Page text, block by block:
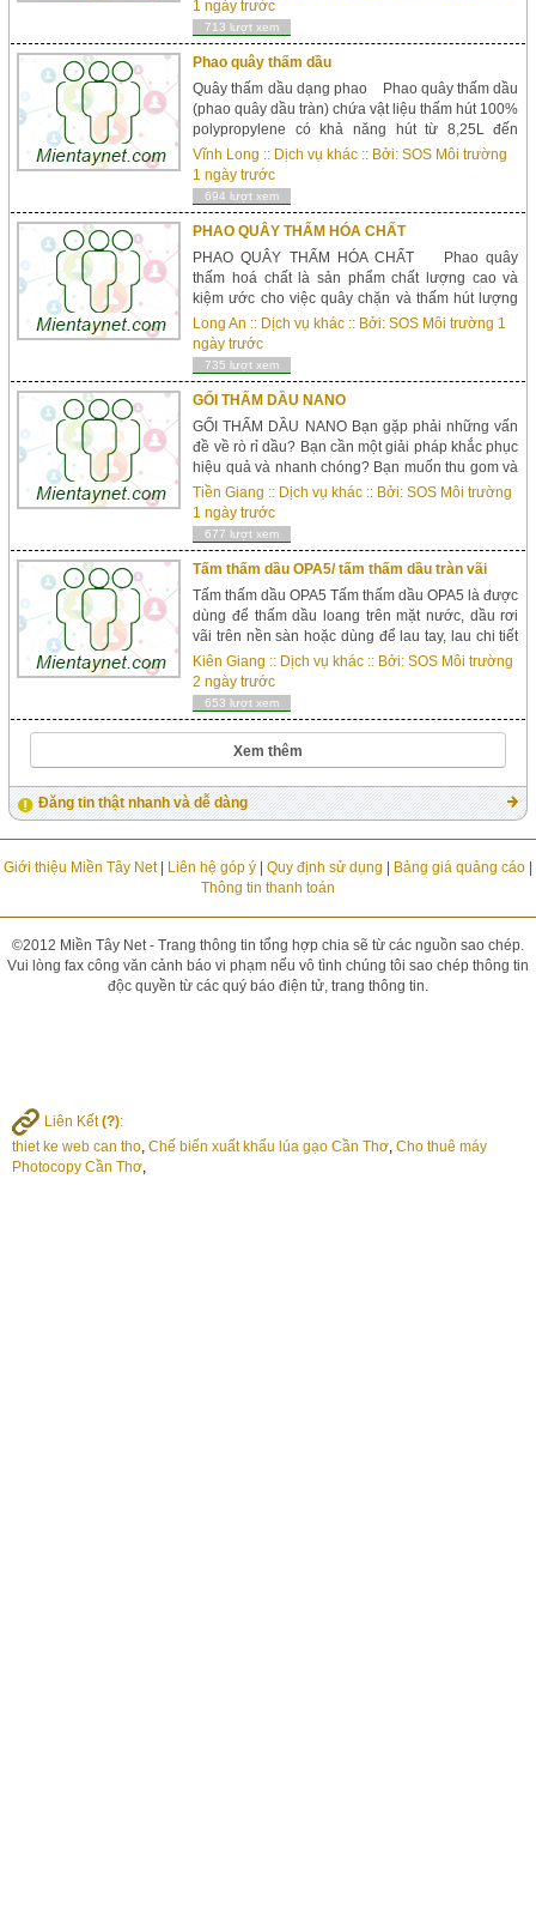
tạo gồm 8 lớp chất liệu ...
1 ngày trước
713 lượt xem
Phao quây thấm dầu
Quây thấm dầu dạng phao Phao quây thấm dầu
(phao quây dầu tràn) chứa vật liệu thấm hút 100%
polypropylene có khả năng hút từ 8,25L đến
152L. hình trạng và kích thước thích hợp cho việc
xử lý dầu tràn, quây chặn song song thấm hút dầu
trên bờ và dưới nước.  nguyên liệu:
Polypropylene  Xuất xứ: Ú...
Vĩnh Long :: Dịch vụ khác :: Bởi:SOS Môi trường
1 ngày trước
694 lượt xem
PHAO QUÂY THẤM HÓA CHẤT
PHAO QUÂY THẤM HÓA CHẤT Phao quây
thấm hoá chất là sản phẩm chất lượng cao và
kiệm ước cho việc quây chặn và thấm hút lượng
hoá chất tràn vãi mức nhỏ và vừa tại nơi sinh sản,
vận chuyển và sử dụng hoá chất  Quy cách sản
phẩm  nguyên liệu: Polypropylene  Xuất xứ: Úc
Đặc tính & lợi.  P...
Long An :: Dịch vụ khác :: Bởi:SOS Môi trường 1
ngày trước
735 lượt xem
GỐI THẤM DẦU NANO
GỐI THẤM DẦU NANO Bạn gặp phải những vấn
đề về rò rỉ dầu? Bạn cần một giải pháp khắc phục
hiệu quả và nhanh chóng? Bạn muốn thu gom và
tái sử dụng lượng dầu tràn vãi ra ngoài? GỐI
THẤM DẦU NANO – sản phẩm thấm hút dầu
chuyên dụng!!! Gối thấm dầu #goithamdau là sản
phẩm thấm hút dầu chất lượng cao
#chatluongcao , đượ...
Tiền Giang :: Dịch vụ khác :: Bởi:SOS Môi trường
1 ngày trước
677 lượt xem
Tấm thấm dầu OPA5/ tấm thấm dầu tràn vãi
Tấm thấm dầu OPA5 Tấm thấm dầu OPA5 là được
dùng để thấm dầu loang trên mặt nước, dầu rơi
vãi trên nền sàn hoặc dùng để lau tay, lau chi tiết
máy dính dầu... Sản phẩm được sản xuất theo
công nghệ tiên tiến tại USA, với nhiều lớp ép với
nhau bằng 100% nguyên liệu thân thiện môi
trường Polypropylene lựa chọn giúp tối ...
Kiên Giang :: Dịch vụ khác :: Bởi:SOS Môi trường
2 ngày trước
653 lượt xem
Xem thêm
Đăng tin thật nhanh và dễ dàng
Giới thiệu Miền Tây Net| Liên hệ góp ý| Quy định sử dụng Bảng giá quảng cáo|
Thông tin thanh toán
©2012 Miền Tây Net - Trang thông tin tổng hợp chia sẽ từ các nguồn sao chép.
Vui lòng fax công văn cảnh báo vi phạm nếu vô tình chúng tôi sao chép thông tin
độc quyền từ các quý báo điện tử, trang thông tin.
Liên Kết(?):
thiet ke web can tho, Chế biến xuất khẩu lúa gạo Cần Thơ, Cho thuê máy
Photocopy Cần Thơ,